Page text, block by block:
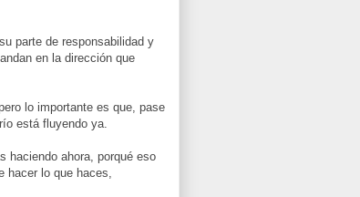
parte de responsabilidad y
en la dirección que
lo importante es que, pase
está fluyendo ya.
haciendo ahora, porqué eso
hacer lo que haces,